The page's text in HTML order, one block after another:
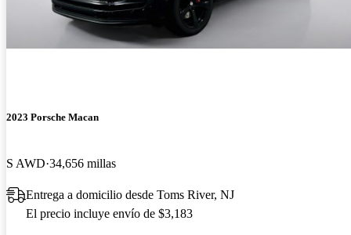
2023 Porsche Macan
S AWD 34,656 millas
Entrega a domicilio desde Toms River, NJ
El precio incluye envío de $3,183